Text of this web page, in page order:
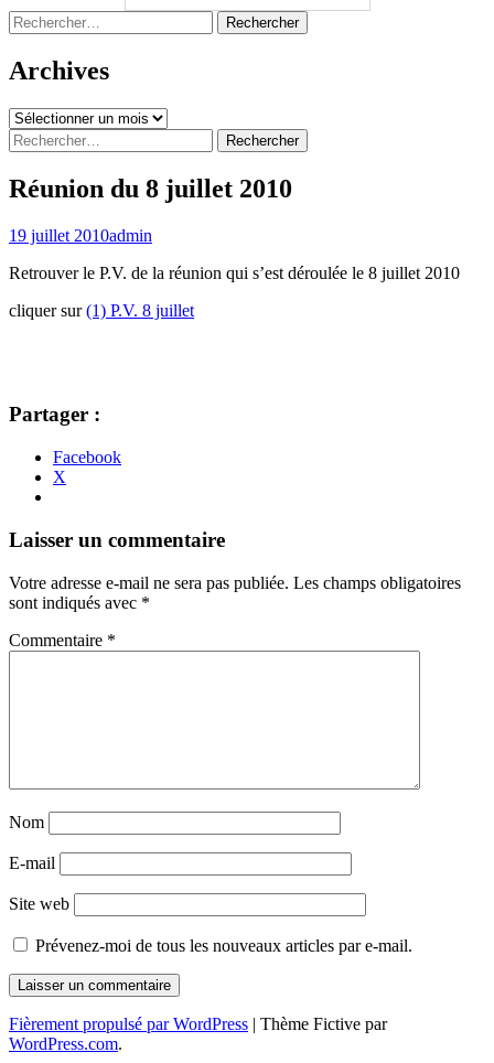
Rechercher :
Archives
Archives
Rechercher :
Réunion du 8 juillet 2010
19 juillet 2010admin
Retrouver le P.V. de la réunion qui s’est déroulée le 8 juillet 2010
cliquer sur(1) P.V. 8 juillet
Partager :
Facebook
X
Navigation
articles
←
→
Laisser un commentaire
Votre adresse e-mail ne sera pas publiée. Les champs obligatoires
sont indiqués avec *
Commentaire *
Nom
E-mail
Site web
Prévenez-moi de tous les nouveaux articles par e-mail.
Fièrement propulsé par WordPress | Thème Fictive par
WordPress.com.